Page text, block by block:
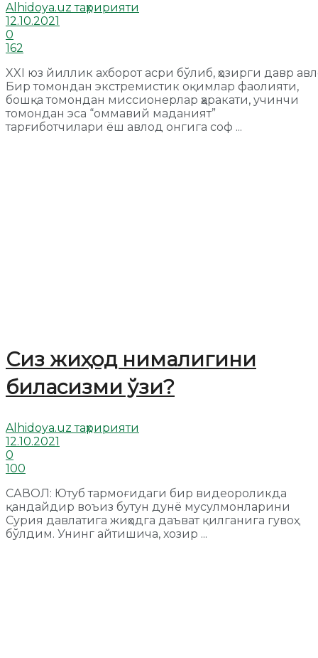
Alhidoya.uz таҳририяти
12.10.2021
0
162
XXI юз йиллик ахборот асри бўлиб, ҳозирги давр
Бир томондан экстремистик оқимлар фаолияти,
бошқа томондан миссионерлар ҳаракати, учинчи
томондан эса “омма­вий маданият”
тарғиботчилари ёш авлод онгига соф ...
Сиз жиҳод нималигини
биласизми ўзи?
Alhidoya.uz таҳририяти
12.10.2021
0
100
САВОЛ: Ютуб тармоғидаги бир видеороликда
қандайдир воъиз бутун дунё мусулмонларини
Сурия давлатига жиҳодга даъват қилганига гувоҳ
бўлдим. Унинг айтишича, хозир ...